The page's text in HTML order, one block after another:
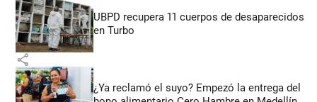
UBPD recupera 11 cuerpos de desaparecidos
en Turbo
share
¿Ya reclamó el suyo? Empezó la entrega del